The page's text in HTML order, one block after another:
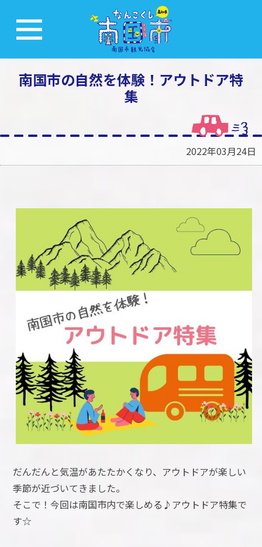
南国市の自然を体験！アウトドア特
集
2022年03月24日
だんだんと気温があたたかくなり、アウトドアが楽しい
季節が近づいてきました。
そこで！今回は南国市内で楽しめる♪アウトドア特集で
す☆